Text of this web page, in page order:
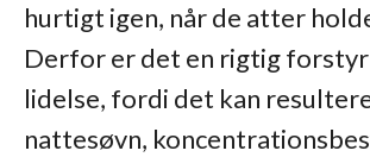
hurtigt igen, når de atter
Derfor er det en rigtig
lidelse, fordi det kan
nattesøvn,